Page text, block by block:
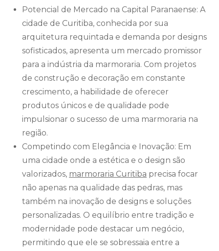
Potencial de Mercado na Capital Paranaense: A
cidade de Curitiba, conhecida por sua
arquitetura requintada e demanda por designs
sofisticados, apresenta um mercado promissor
para a indústria da marmoraria. Com projetos
de construção e decoração em constante
crescimento, a habilidade de oferecer
produtos únicos e de qualidade pode
impulsionar o sucesso de uma marmoraria na
região.
Competindo com Elegância e Inovação: Em
uma cidade onde a estética e o design são
valorizados, marmoraria Curitiba precisa focar
não apenas na qualidade das pedras, mas
também na inovação de designs e soluções
personalizadas. O equilíbrio entre tradição e
modernidade pode destacar um negócio,
permitindo que ele se sobressaia entre a